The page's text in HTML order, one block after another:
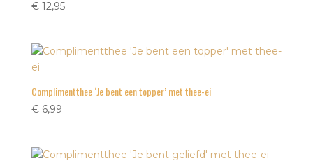
€12,95
Complimentthee ‘Je bent een topper’ met thee-ei
€6,99